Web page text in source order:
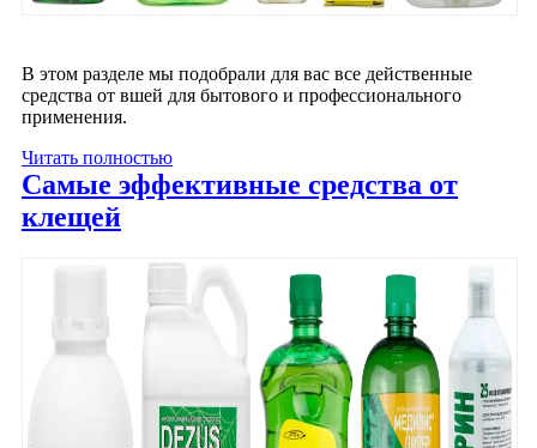
В этом разделе мы подобрали для вас все действенные
средства от вшей для бытового и профессионального
применения.
Читать полностью
Самые эффективные средства от
клещей